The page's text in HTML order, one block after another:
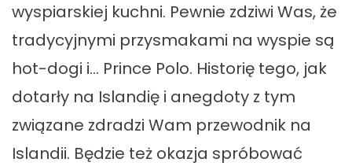
wyspiarskiej kuchni. Pewnie zdziwi Was, że
tradycyjnymi przysmakami na wyspie są
hot-dogi i… Prince Polo. Historię tego, jak
dotarły na Islandię i anegdoty z tym
związane zdradzi Wam przewodnik na
Islandii. Będzie też okazja spróbować